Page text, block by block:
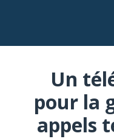
Un
pour la
appels